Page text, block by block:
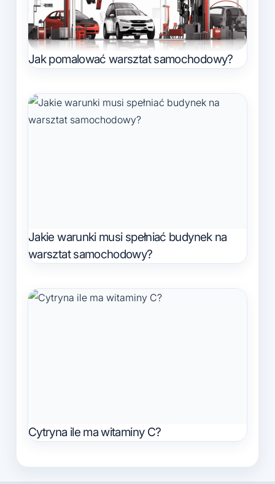
Jak pomalować warsztat samochodowy?
Jakie warunki musi spełniać budynek na
warsztat samochodowy?
Cytryna ile ma witaminy C?